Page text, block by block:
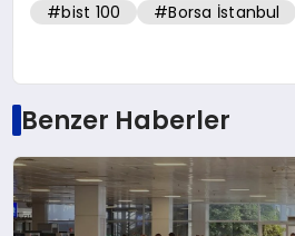
#bist 100 #Borsa İstanbul
Benzer Haberler